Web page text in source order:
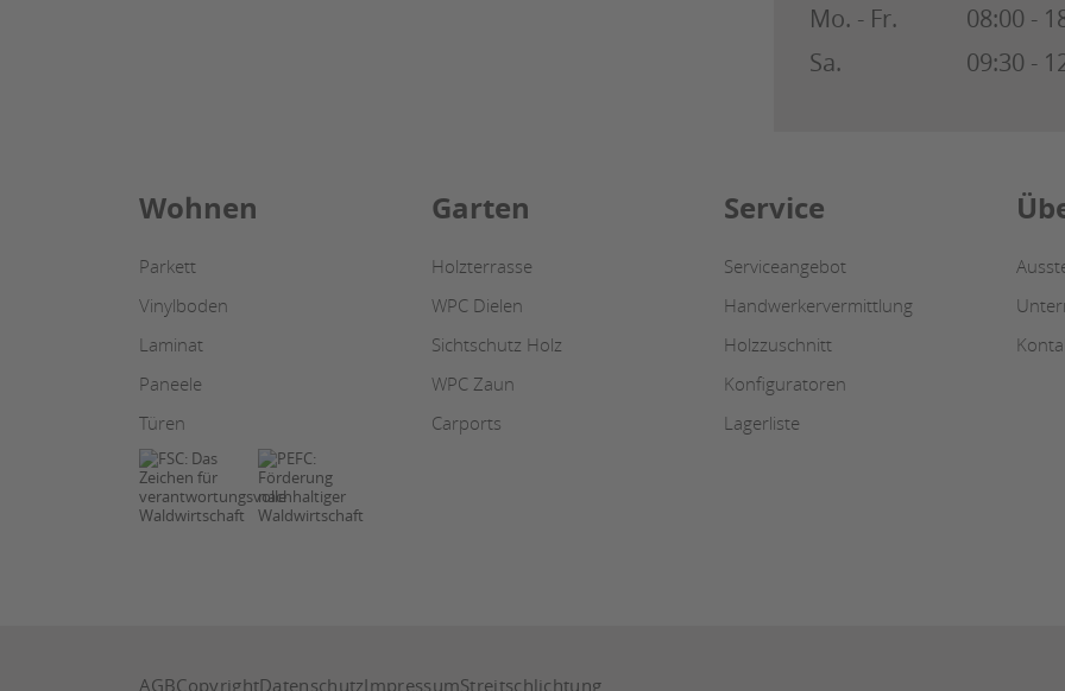
Mo. - Fr.
08:00 -
Sa.
09:30 -
Wohnen
Parkett
Vinylboden
Laminat
Paneele
Türen
Garten
Holzterrasse
WPC Dielen
Sichtschutz Holz
WPC Zaun
Carports
Service
Serviceangebot
Handwerkervermittlung
Holzzuschnitt
Konfiguratoren
Lagerliste
AGBCopyrightDatenschutzImpressumStreitschlichtung